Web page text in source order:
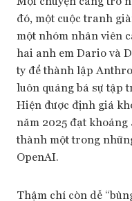
đó, một cuộc tranh
một nhóm nhân viên
hai anh em Dario và
ty để thành lập
luôn quảng bá sự tập
Hiện được định giá
năm 2025 đạt
thành một trong
OpenAI.
Thậm chí còn dễ